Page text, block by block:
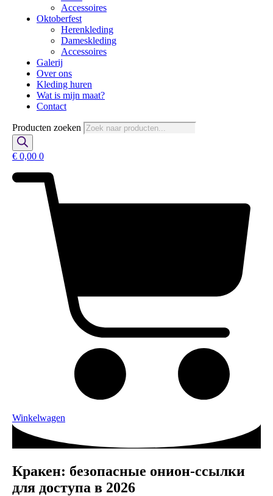
Accessoires
Oktoberfest
Herenkleding
Dameskleding
Accessoires
Galerij
Over ons
Kleding huren
Wat is mijn maat?
Contact
Producten zoeken
€ 0,00 0
Winkelwagen
Кракен: безопасные онион-ссылки
для доступа в 2026